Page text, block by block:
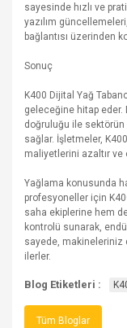
sayesinde hızlı ve
yazılım
bağlantısı üzerinden
Sonuç
K400 Dijital Yağ
geleceğine hitap eder.
doğruluğu ile
sağlar. İşletmeler,
maliyetlerini azaltır ve
Yağlama konusunda
profesyoneller için
saha ekiplerine hem
kontrolü sunarak,
sayede,
ilerler.
Blog Etiketleri :
Tüm Bloglar